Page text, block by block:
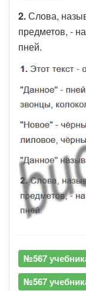
2.Слова,
предметов, -
пней.
№567
№567